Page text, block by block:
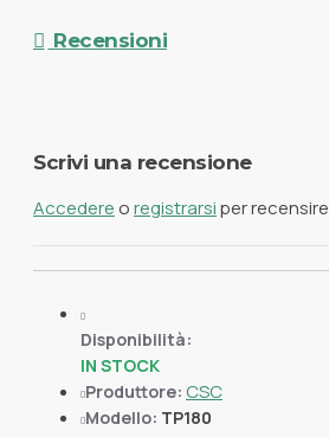
Recensioni
Scrivi una recensione
Accedere oregistrarsiper recensire
Disponibilità:
IN STOCK
Produttore: CSC
Modello: TP180